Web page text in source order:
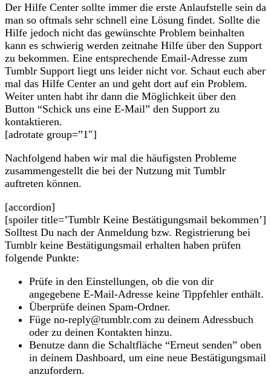
Der Hilfe Center sollte immer die erste Anlaufstelle sein da
man so oftmals sehr schnell eine Lösung findet. Sollte die
Hilfe jedoch nicht das gewünschte Problem beinhalten
kann es schwierig werden zeitnahe Hilfe über den Support
zu bekommen. Eine entsprechende Email-Adresse zum
Tumblr Support liegt uns leider nicht vor. Schaut euch aber
mal das Hilfe Center an und geht dort auf ein Problem.
Weiter unten habt ihr dann die Möglichkeit über den
Button “Schick uns eine E-Mail” den Support zu
kontaktieren.
[adrotate group=”1″]
Nachfolgend haben wir mal die häufigsten Probleme
zusammengestellt die bei der Nutzung mit Tumblr
auftreten können.
[accordion]
[spoiler title=’Tumblr Keine Bestätigungsmail bekommen’]
Solltest Du nach der Anmeldung bzw. Registrierung bei
Tumblr keine Bestätigungsmail erhalten haben prüfen
folgende Punkte:
Prüfe in den Einstellungen, ob die von dir
angegebene E-Mail-Adresse keine Tippfehler enthält.
Überprüfe deinen Spam-Ordner.
Füge no-reply@tumblr.com zu deinem Adressbuch
oder zu deinen Kontakten hinzu.
Benutze dann die Schaltfläche “Erneut senden” oben
in deinem Dashboard, um eine neue Bestätigungsmail
anzufordern.